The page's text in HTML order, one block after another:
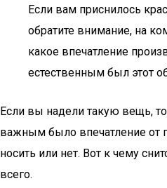
Если вам приснилось
обратите внимание, на
какое впечатление
естественным был этот
Если вы надели такую вещь,
важным было впечатление от
носить или нет. Вот к чему
всего.